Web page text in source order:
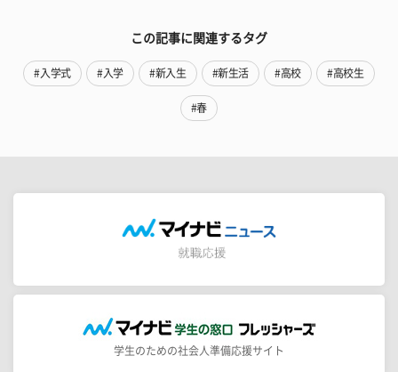
この記事に関連するタグ
#入学式 #入学 #新入生 #新生活 #高校 #高校生
#春
学生のための社会人準備応援サイト